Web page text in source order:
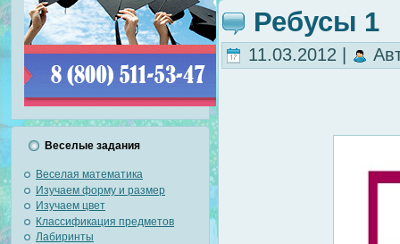
Веселые задания
Веселая математика
Изучаем форму и размер
Изучаем цвет
Классификация предметов
Лабиринты
Ребусы 1
11.03.2012 |